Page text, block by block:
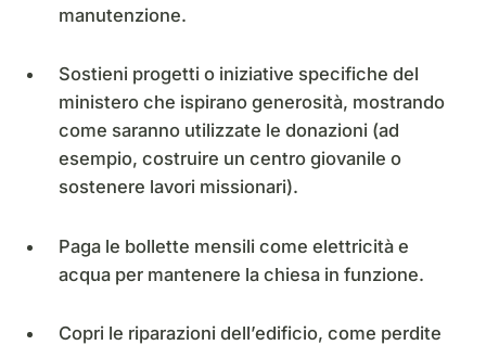
manutenzione.
Sostieni progetti o iniziative specifiche del
ministero che ispirano generosità, mostrando
come saranno utilizzate le donazioni (ad
esempio, costruire un centro giovanile o
sostenere lavori missionari).
Paga le bollette mensili come elettricità e
acqua per mantenere la chiesa in funzione.
Copri le riparazioni dell’edificio, come perdite